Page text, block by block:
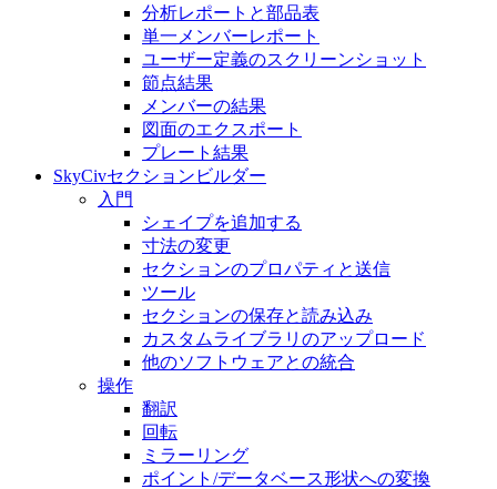
分析レポートと部品表
単一メンバーレポート
ユーザー定義のスクリーンショット
節点結果
メンバーの結果
図面のエクスポート
プレート結果
SkyCivセクションビルダー
入門
シェイプを追加する
寸法の変​​更
セクションのプロパティと送信
ツール
セクションの保存と読み込み
カスタムライブラリのアップロード
他のソフトウェアとの統合
操作
翻訳
回転
ミラーリング
ポイント/データベース形状への変換